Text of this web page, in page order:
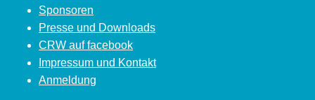
Sponsoren
Presse und Downloads
CRW auf facebook
Impressum und Kontakt
Anmeldung